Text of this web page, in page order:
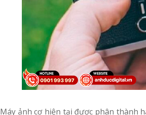
Máy ảnh cơ hiện tại được phân thành